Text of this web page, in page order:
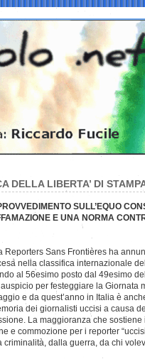
DELLA LIBERTA’ DI
SULL’EQUO
E UNA NORMA
Reporters Sans Frontières ha
nella classifica internazionale
al 56esimo posto dal 49esimo
per festeggiare la Giornata
e da quest’anno in Italia è
dei giornalisti uccisi a causa
La maggioranza che sostiene
e commozione per i reporter
criminalità, dalla guerra, da chi